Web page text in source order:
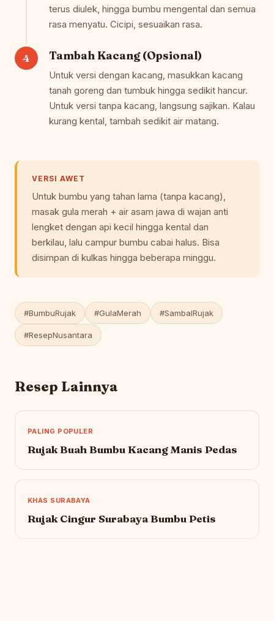
terus diulek, hingga bumbu mengental dan semua
rasa menyatu. Cicipi, sesuaikan rasa.
Tambah Kacang (Opsional)
Untuk versi dengan kacang, masukkan kacang
tanah goreng dan tumbuk hingga sedikit hancur.
Untuk versi tanpa kacang, langsung sajikan. Kalau
kurang kental, tambah sedikit air matang.
VERSI AWET
Untuk bumbu yang tahan lama (tanpa kacang),
masak gula merah + air asam jawa di wajan anti
lengket dengan api kecil hingga kental dan
berkilau, lalu campur bumbu cabai halus. Bisa
disimpan di kulkas hingga beberapa minggu.
#BumbuRujak #GulaMerah #SambalRujak
#ResepNusantara
Resep Lainnya
PALING POPULER
Rujak Buah Bumbu Kacang Manis Pedas
KHAS SURABAYA
Rujak Cingur Surabaya Bumbu Petis